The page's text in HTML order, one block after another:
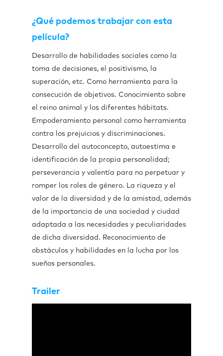
¿Qué podemos trabajar con esta
película?
Desarrollo de habilidades sociales como la
toma de decisiones, el positivismo, la
superación, etc. Como herramienta para la
consecución de objetivos. Conocimiento sobre
el reino animal y los diferentes hábitats.
Empoderamiento personal como herramienta
contra los prejuicios y discriminaciones.
Desarrollo del autoconcepto, autoestima e
identificación de la propia personalidad;
perseverancia y valentía para no perpetuar y
romper los roles de género. La riqueza y el
valor de la diversidad y de la amistad, además
de la importancia de una sociedad y ciudad
adaptada a las necesidades y peculiaridades
de dicha diversidad. Reconocimiento de
obstáculos y habilidades en la lucha por los
sueños personales.
Trailer